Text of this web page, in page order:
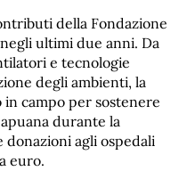
della Fondazione
ultimi due anni. Da
e tecnologie
degli ambienti, la
campo per sostenere
durante la
donazioni agli ospedali
euro.